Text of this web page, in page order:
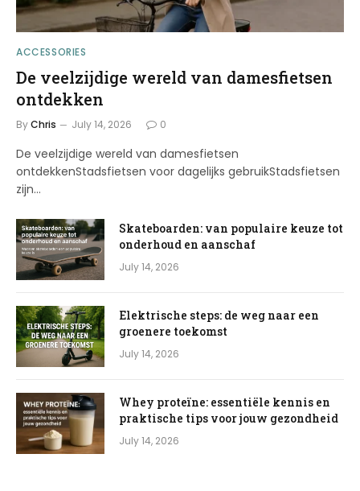
ACCESSORIES
De veelzijdige wereld van damesfietsen
ontdekken
ByChris July 14, 2026 0
De veelzijdige wereld van damesfietsen
ontdekkenStadsfietsen voor dagelijks gebruikStadsfietsen
zijn…
Skateboarden: van populaire keuze tot
onderhoud en aanschaf
July 14, 2026
Elektrische steps: de weg naar een
groenere toekomst
July 14, 2026
Whey proteïne: essentiële kennis en
praktische tips voor jouw gezondheid
July 14, 2026